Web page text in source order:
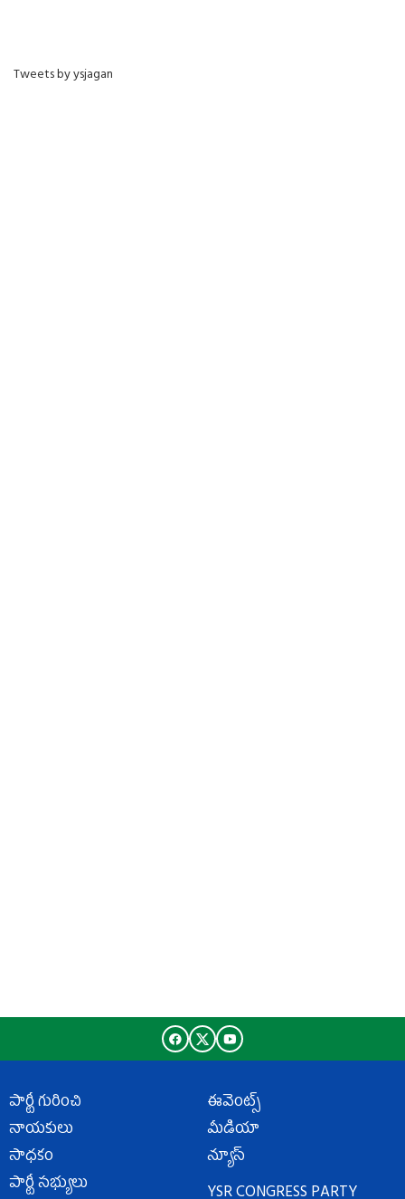
Tweets by ysjagan
పార్టీ గురించి
నాయకులు
సాధకం
పార్టీ సభ్యులు
ఈవెంట్స్
మీడియా
న్యూస్